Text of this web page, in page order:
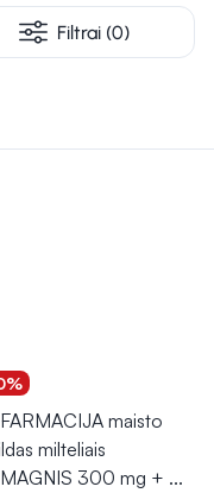
nes
dalis.Papilduose
kaip ginkmedis,
Filtrai (0)
maisto
milteliais
300 mg + ...